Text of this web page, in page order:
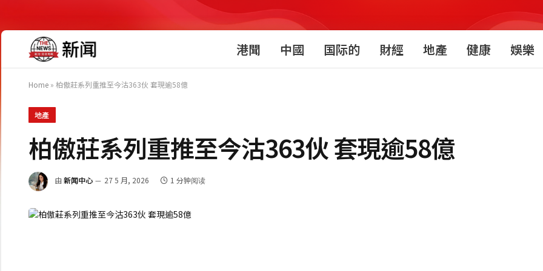
港聞 中國 国际的 財經 地產 健康 娛樂
Home » 柏傲莊系列重推至今沽363伙 套現逾58億
地產
柏傲莊系列重推至今沽363伙 套現逾58億
由 新闻中心 27 5 月, 2026 1 分钟阅读